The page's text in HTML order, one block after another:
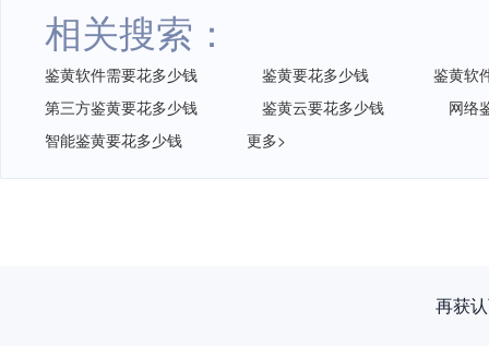
相关搜索：
鉴黄软件需要花多少钱 鉴黄要花多少钱
鉴黄软
第三方鉴黄要花多少钱
鉴黄云要花多少钱
网络
智能鉴黄要花多少钱
更多>
再获